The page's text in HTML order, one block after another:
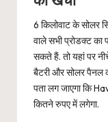
6 किलोवाट के सोलर
वाले सभी प्रोडक्ट का
सकते हैं. तो यहां पर
बैटरी और सोलर पैनल
पता लग जाएगा कि
कितने रुपए में लगेगा.